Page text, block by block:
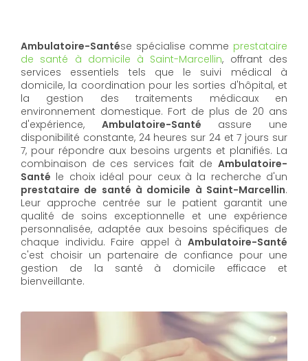
Ambulatoire-Santése spécialise comme prestataire
de santé à domicile à Saint-Marcellin, offrant des
services essentiels tels que le suivi médical à
domicile, la coordination pour les sorties d'hôpital, et
la gestion des traitements médicaux en
environnement domestique. Fort de plus de 20 ans
d'expérience, Ambulatoire-Santé assure une
disponibilité constante, 24 heures sur 24 et 7 jours sur
7, pour répondre aux besoins urgents et planifiés. La
combinaison de ces services fait de Ambulatoire-
Santé le choix idéal pour ceux à la recherche d'un
prestataire de santé à domicile à Saint-Marcellin.
Leur approche centrée sur le patient garantit une
qualité de soins exceptionnelle et une expérience
personnalisée, adaptée aux besoins spécifiques de
chaque individu. Faire appel à Ambulatoire-Santé
c'est choisir un partenaire de confiance pour une
gestion de la santé à domicile efficace et
bienveillante.